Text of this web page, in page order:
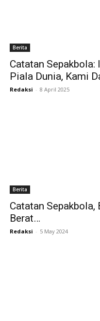
Berita
Catatan Sepakbola:
Piala Dunia, Kami
Redaksi - 8 April 2025
Berita
Catatan
Berat…
Redaksi - 5 May 2024